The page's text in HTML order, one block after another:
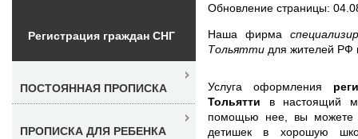
Обновление страницы:
Наша фирма
Тольятти для жителей РФ
Услуга оформления
Тольятти в настоящий
помощью нее, вы можете
детишек в хорошую
Регистрация граждан СНГ
ПОСТОЯННАЯ ПРОПИСКА
ПРОПИСКА ДЛЯ РЕБЕНКА